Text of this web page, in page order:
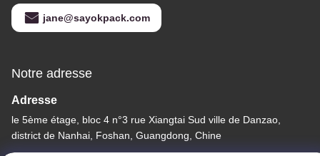
jane@sayokpack.com
Notre adresse
Adresse
le 5ème étage, bloc 4 n°3 rue Xiangtai Sud ville de Danzao,
district de Nanhai, Foshan, Guangdong, Chine